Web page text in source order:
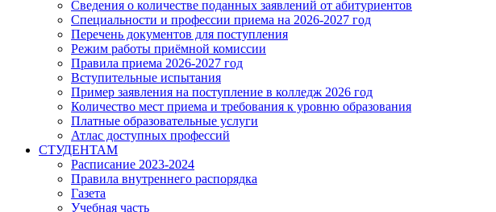
Сведения о количестве поданных заявлений от абитуриентов
Специальности и профессии приема на 2026-2027 год
Перечень документов для поступления
Режим работы приёмной комиссии
Правила приема 2026-2027 год
Вступительные испытания
Пример заявления на поступление в колледж 2026 год
Количество мест приема и требования к уровню образования
Платные образовательные услуги
Атлас доступных профессий
СТУДЕНТАМ
Расписание 2023-2024
Правила внутреннего распорядка
Газета
Учебная часть